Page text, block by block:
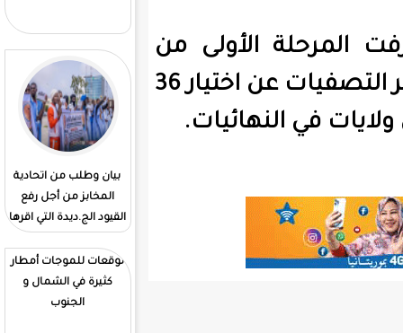
المخابز من أجل رفع
إطلاق سراح الموريتانيين
المحتجزين في مالي
توقعات للموجات أمطار
من
المسابقة مشاركة 7154 متسابقا، قبل أن تسفر التصفيات عن اختيار 36